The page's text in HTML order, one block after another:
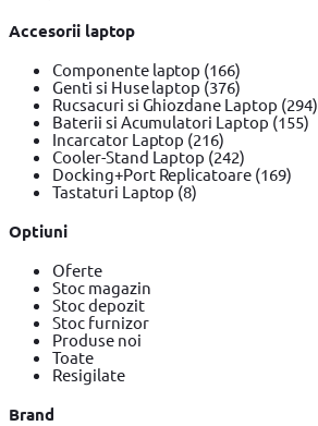
Accesorii laptop
Componente laptop (166)
Genti si Huse laptop (376)
Rucsacuri si Ghiozdane Laptop (294)
Baterii si Acumulatori Laptop(155)
Incarcator Laptop (216)
Cooler-Stand Laptop (242)
Docking+Port Replicatoare (169)
Tastaturi Laptop(8)
Optiuni
Oferte
Stoc magazin
Stoc depozit
Stoc furnizor
Produse noi
Toate
Resigilate
Brand